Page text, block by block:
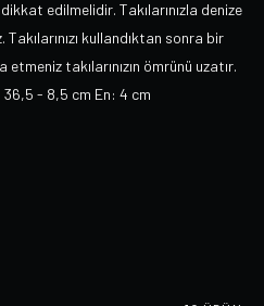
edilmelidir. Takılarınızla denize
kullandıktan sonra bir
takılarınızın ömrünü uzatır.
36,5 - 8,5 cm En: 4 cm